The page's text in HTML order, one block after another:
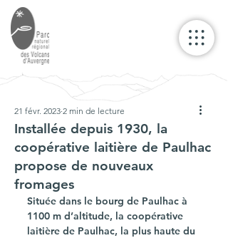
Installée depuis 1930, la
coopérative laitière de Paulhac
propose de nouveaux
fromages
21 févr. 2023 2 min de lecture
Située dans le bourg de Paulhac à
1100 m d’altitude, la coopérative
laitière de Paulhac, la plus haute du